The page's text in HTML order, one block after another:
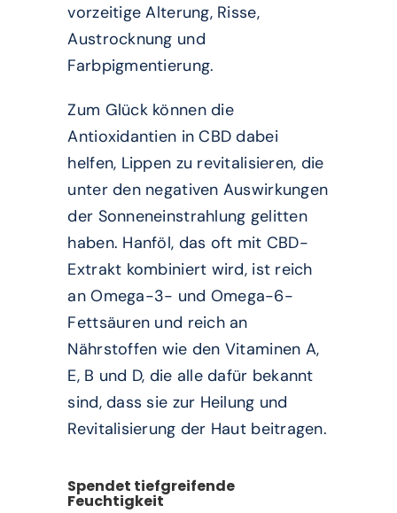
vorzeitige Alterung, Risse,
Austrocknung und
Farbpigmentierung.
Zum Glück können die
Antioxidantien in CBD dabei
helfen, Lippen zu revitalisieren, die
unter den negativen Auswirkungen
der Sonneneinstrahlung gelitten
haben. Hanföl, das oft mit CBD-
Extrakt kombiniert wird, ist reich
an Omega-3- und Omega-6-
Fettsäuren und reich an
Nährstoffen wie den Vitaminen A,
E, B und D, die alle dafür bekannt
sind, dass sie zur Heilung und
Revitalisierung der Haut beitragen.
Spendet tiefgreifende
Feuchtigkeit